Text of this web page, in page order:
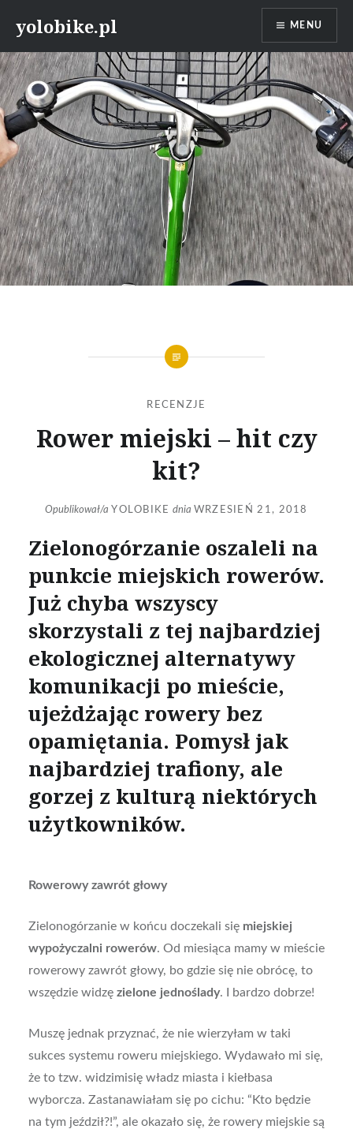
yolobike.pl MENU
RECENZJE
Rower miejski – hit czy
kit?
Opublikował/a YOLOBIKE dnia WRZESIEŃ 21, 2018
Zielonogórzanie oszaleli na
punkcie miejskich rowerów.
Już chyba wszyscy
skorzystali z tej najbardziej
ekologicznej alternatywy
komunikacji po mieście,
ujeżdżając rowery bez
opamiętania. Pomysł jak
najbardziej trafiony, ale
gorzej z kulturą niektórych
użytkowników.
Rowerowy zawrót głowy
Zielonogórzanie w końcu doczekali się miejskiej
wypożyczalni rowerów. Od miesiąca mamy w mieście
rowerowy zawrót głowy, bo gdzie się nie obrócę, to
wszędzie widzę zielone jednoślady. I bardzo dobrze!
Muszę jednak przyznać, że nie wierzyłam w taki
sukces systemu roweru miejskiego. Wydawało mi się,
że to tzw. widzimisię władz miasta i kiełbasa
wyborcza. Zastanawiałam się po cichu: “Kto będzie
na tym jeździł?!”, ale okazało się, że rowery miejskie są